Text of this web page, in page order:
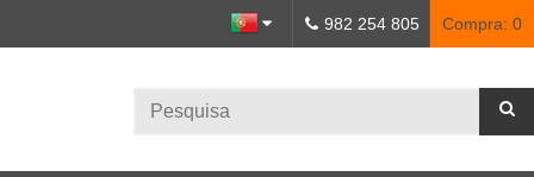
Compra: 0
982 254 805